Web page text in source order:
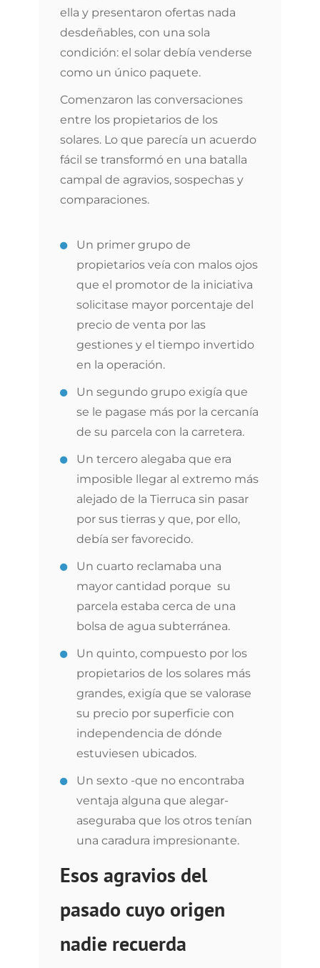
ella y presentaron ofertas nada
desdeñables, con una sola
condición: el solar debía venderse
como un único paquete.
Comenzaron las conversaciones
entre los propietarios de los
solares. Lo que parecía un acuerdo
fácil se transformó en una batalla
campal de agravios, sospechas y
comparaciones.
Un primer grupo de
propietarios veía con malos ojos
que el promotor de la iniciativa
solicitase mayor porcentaje del
precio de venta por las
gestiones y el tiempo invertido
en la operación.
Un segundo grupo exigía que
se le pagase más por la cercanía
de su parcela con la carretera.
Un tercero alegaba que era
imposible llegar al extremo más
alejado de la Tierruca sin pasar
por sus tierras y que, por ello,
debía ser favorecido.
Un cuarto reclamaba una
mayor cantidad porque su
parcela estaba cerca de una
bolsa de agua subterránea.
Un quinto, compuesto por los
propietarios de los solares más
grandes, exigía que se valorase
su precio por superficie con
independencia de dónde
estuviesen ubicados.
Un sexto -que no encontraba
ventaja alguna que alegar-
aseguraba que los otros tenían
una caradura impresionante.
Esos agravios del
pasado cuyo origen
nadie recuerda